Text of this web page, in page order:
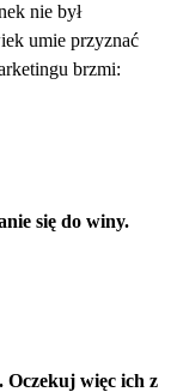
nie był
umie przyznać
brzmi:
się do winy.
Oczekuj więc ich z